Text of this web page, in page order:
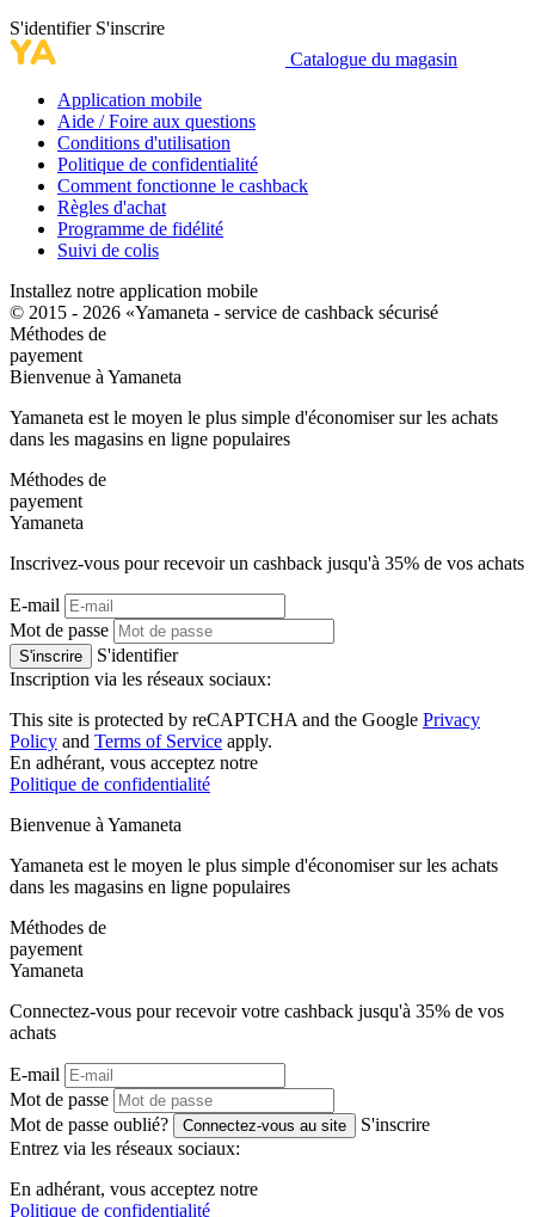
S'identifier S'inscrire
Catalogue du magasin
Application mobile
Aide / Foire aux questions
Conditions d'utilisation
Politique de confidentialité
Comment fonctionne le cashback
Règles d'achat
Programme de fidélité
Suivi de colis
Installez notre application mobile
© 2015 - 2026 «Yamaneta - service de cashback sécurisé
Méthodes de
payement
Bienvenue à Yamaneta
Yamaneta est le moyen le plus simple d'économiser sur les achats
dans les magasins en ligne populaires
Méthodes de
payement
Yamaneta
Inscrivez-vous pour recevoir un cashback jusqu'à 35% de vos achats
E-mail
Mot de passe
S'inscrire
S'identifier
Inscription via les réseaux sociaux:
This site is protected by reCAPTCHA and the Google Privacy
Policy and Terms of Service apply.
En adhérant, vous acceptez notre
Politique de confidentialité
Bienvenue à Yamaneta
Yamaneta est le moyen le plus simple d'économiser sur les achats
dans les magasins en ligne populaires
Méthodes de
payement
Yamaneta
Connectez-vous pour recevoir votre cashback jusqu'à 35% de vos
achats
E-mail
Mot de passe
Mot de passe oublié?
Connectez-vous au site
S'inscrire
Entrez via les réseaux sociaux:
En adhérant, vous acceptez notre
Politique de confidentialité